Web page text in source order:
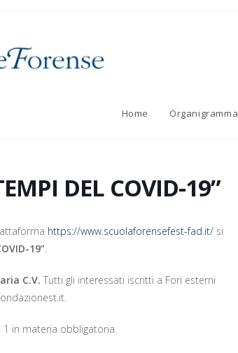
Home Organigramma
DEL COVID-19”
https://www.scuolaforensefest-fad.it/ si
19”.
C.V. Tutti gli interessati iscritti a Fori esterni
1 in materia obbligatoria.